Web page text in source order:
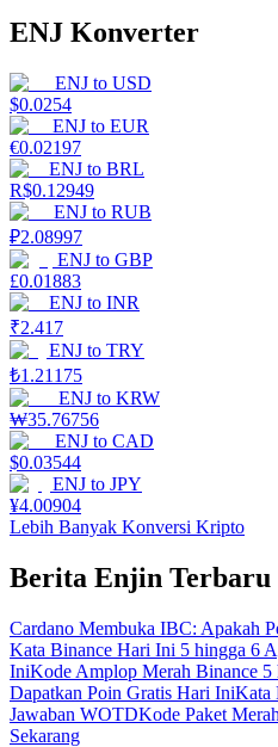
ENJ Konverter
ENJ to USD
$0.0254
ENJ to EUR
€0.02197
ENJ to BRL
R$0.12949
ENJ to RUB
₽2.08997
ENJ to GBP
£0.01883
ENJ to INR
₹2.417
ENJ to TRY
₺1.21175
ENJ to KRW
₩35.76756
ENJ to CAD
$0.03544
ENJ to JPY
¥4.00904
Lebih Banyak Konversi Kripto
Berita Enjin Terbaru
Cardano Membuka IBC: Apakah
Kata Binance Hari Ini 5 hingga 6
IniKode Amplop Merah Binance 5
Dapatkan Poin Gratis Hari IniKata
Jawaban WOTDKode Paket
Sekarang